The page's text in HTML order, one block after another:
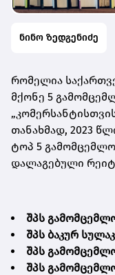
ნინო ზედგენიძე
რომელია
მქონე 5
თანახმად, 2023
ტოპ 5
დალაგებული
შპს
შპს ბაკურ
შპს
შპს